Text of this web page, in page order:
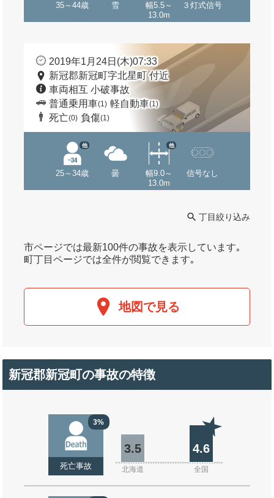
35～44歳 雪
幅5.5～
13.0m
３灯式信号
2019年1月24日(木)07:33
新冠郡新冠町字北星町 付近
車両相互 小破事故
普通乗用車(1) 軽自動車(1)
死亡(0) 負傷(1)
25～34歳
他
曇
幅9.0～
13.0m
他
信号なし
丁目絞り込み
市ページでは最新100件の事故を表示しています｡
町丁目ページでは全件が閲覧できます｡
地図で見る
新冠郡新冠町の事故の特徴
3%
死亡事故
3.5 4.6
北海道 全国